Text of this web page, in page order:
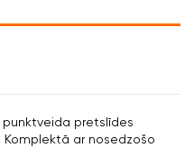
punktveida pretslīdes
Komplektā ar nosedzošo